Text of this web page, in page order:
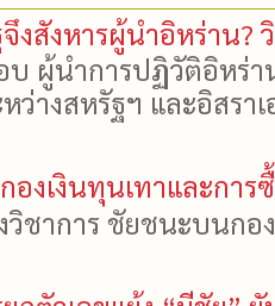
งสังหารผู้นำอิหร่าน?
ผู้นำการปฏิวัติอิหร่า
ว่างสหรัฐฯ และอิสรา
งเงินทุนเทาและการ
ชาการ ชัยชนะบนกอ